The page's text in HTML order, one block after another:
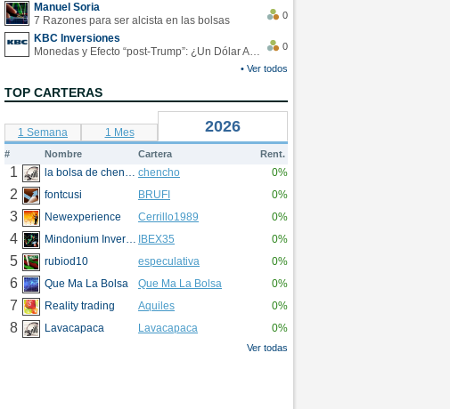
Manuel Soria
7 Razones para ser alcista en las bolsas
0
KBC Inversiones
Monedas y Efecto “post-Trump”: ¿Un Dólar Americano operando en rangos?
0
• Ver todos
TOP CARTERAS
1 Semana 1 Mes 2026
# Nombre Cartera Rent.
1 la bolsa de chencho chencho 0%
2 fontcusi BRUFI 0%
3 Newexperience Cerrillo1989 0%
4 Mindonium Inversions IBEX35 0%
5 rubiod10 especulativa 0%
6 Que Ma La Bolsa Que Ma La Bolsa 0%
7 Reality trading Aquiles 0%
8 Lavacapaca Lavacapaca 0%
Ver todas